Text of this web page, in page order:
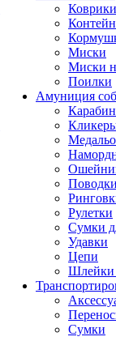
Миски
Миски
Поилки
Амуниция
Рулетки
Сумки
Удавки
Цепи
Шлейки
Сумки